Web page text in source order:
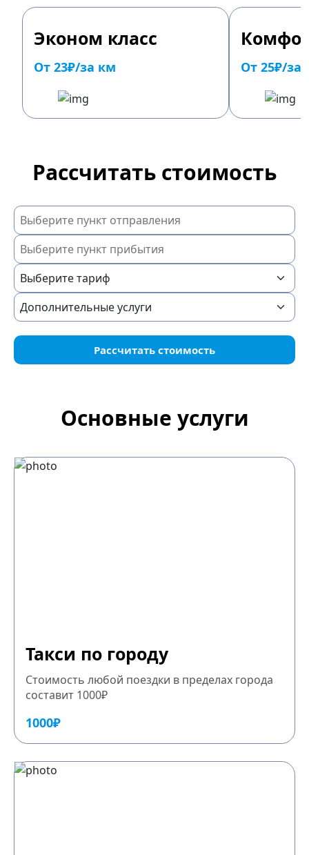
Эконом класс
От 23₽/за км От 25₽/за
Рассчитать стоимость
Рассчитать стоимость
Основные услуги
Такси по городу
Стоимость любой поездки в пределах города
составит 1000₽
1000₽